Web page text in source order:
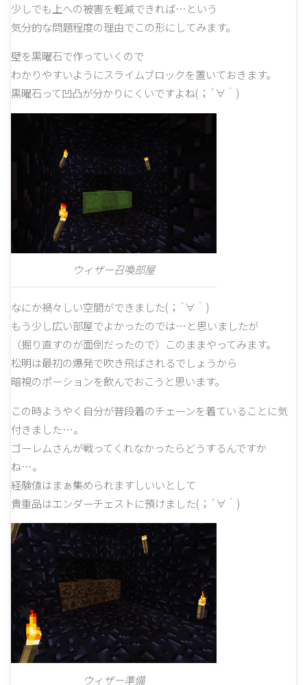
少しでも上への被害を軽減できれば…という
気分的な問題程度の理由でこの形にしてみます。
壁を黒曜石で作っていくので
わかりやすいようにスライムブロックを置いておきます。
黒曜石って凹凸が分かりにくいですよね(；´∀｀)
ウィザー召喚部屋
なにか禍々しい空間ができました(；´∀｀)
もう少し広い部屋でよかったのでは…と思いましたが
（掘り直すのが面倒だったので）このままやってみます。
松明は最初の爆発で吹き飛ばされるでしょうから
暗視のポーションを飲んでおこうと思います。
この時ようやく自分が普段着のチェーンを着ていることに気
付きました…。
ゴーレムさんが戦ってくれなかったらどうするんですか
ね…。
経験値はまぁ集められますしいいとして
貴重品はエンダーチェストに預けました(；´∀｀)
ウィザー準備